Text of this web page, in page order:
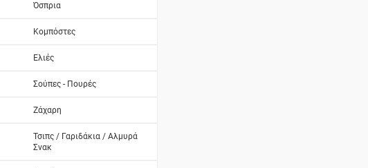
Όσπρια
Κομπόστες
Ελιές
Σούπες - Πουρές
Ζάχαρη
Τσιπς / Γαριδάκια / Αλμυρά
Σνακ